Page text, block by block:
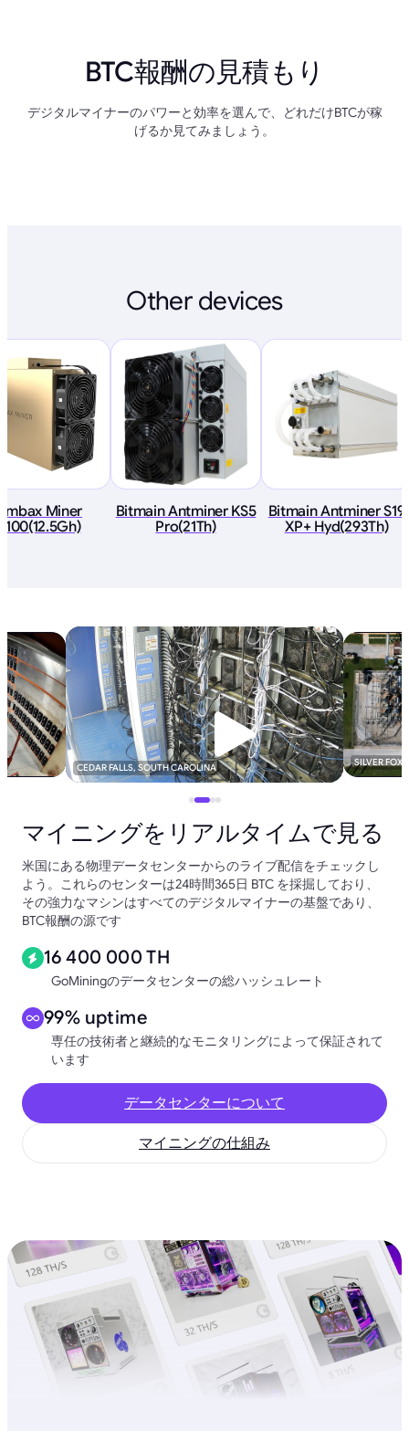
BTC報酬の見積もり
デジタルマイナーのパワーと効率を選んで、どれだけBTCが稼
げるか見てみましょう。
Other devices
Miner
Bitmain Antminer KS5
Pro(21Th)
Bitmain Antminer S19
XP+ Hyd(293Th)
CEDAR FALLS, SOUTH CAROLINA SILVER FOX
マイニングをリアルタイムで見る
米国にある物理データセンターからのライブ配信をチェックし
よう。これらのセンターは24時間365日 BTC を採掘しており、
その強力なマシンはすべてのデジタルマイナーの基盤であり、
BTC報酬の源です
16 400 000 TH
GoMiningのデータセンターの総ハッシュレート
99% uptime
専任の技術者と継続的なモニタリングによって保証されて
います
データセンターについて
マイニングの仕組み